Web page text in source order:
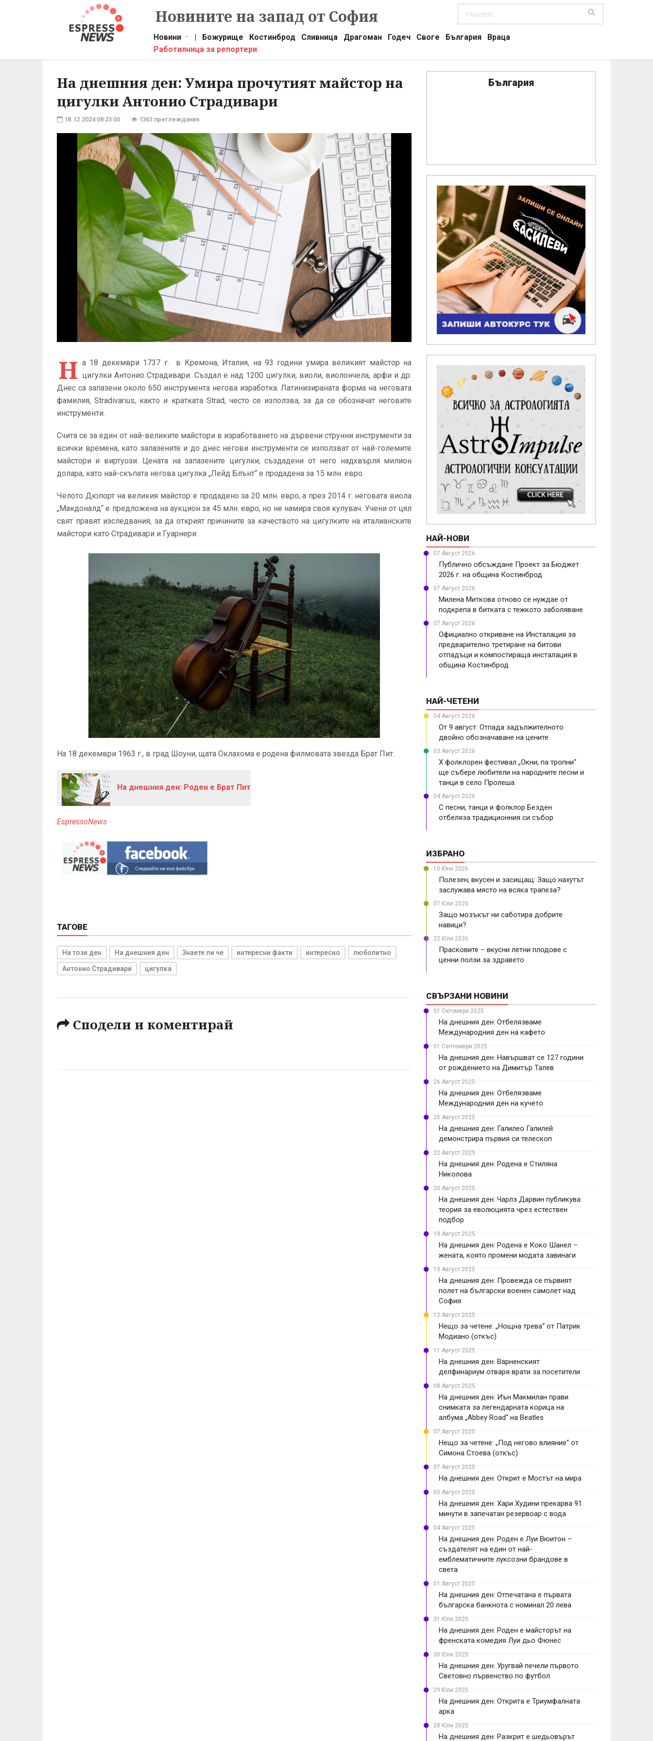
Новините на запад от София
Новини | Божурище Костинброд Сливница Драгоман Годеч Своге България
Враца
Работилница за репортери
На днешния ден: Умира прочутият майстор на
цигулки Антонио Страдивари
18.12.2024 08:23:00 1363 преглеждания
Н а 18 декември 1737 г. в Кремона, Италия, на 93 години умира великият майстор на
цигулки Антонио Страдивари. Създал е над 1200 цигулки, виоли, виолончела, арфи и др.
Днес са запазени около 650 инструмента негова изработка. Латинизираната форма на неговата
фамилия, Stradivarius, както и кратката Strad, често се използва, за да се обозначат неговите
инструменти.
Счита се за един от най-великите майстори в изработването на дървени струнни инструменти за
всички времена, като запазените и до днес негови инструменти се използват от най-големите
майстори и виртуози. Цената на запазените цигулки, създадени от него надхвърля милион
долара, като най-скъпата негова цигулка „Лейд Блънт“ е продадена за 15 млн. евро.
Челото Дюпорт на великия майстор е продадено за 20 млн. евро, а през 2014 г. неговата виола
„Макдоналд“ е предложена на аукцион за 45 млн. евро, но не намира своя купувач. Учени от цял
свят правят изследвания, за да открият причините за качеството на цигулките на италианските
майстори като Страдивари и Гуарнери.
На 18 декември 1963 г., в град Шоуни, щата Оклахома е родена филмовата звезда Брат Пит.
На днешния ден: Роден е Брат Пит
EspressoNews
ТАГОВЕ
На този ден На днешния ден Знаете ли че интересни факти интересно любопитно
Антонио Страдивари цигулка
Сподели и коментирай
България
НАЙ-НОВИ
07 Август 2026
Публично обсъждане Проект за Бюджет
2026 г. на община Костинброд
07 Август 2026
Милена Миткова отново се нуждае от
подкрепа в битката с тежкото заболяване
07 Август 2026
Официално откриване на Инсталация за
предварително третиране на битови
отпадъци и компостираща инсталация в
община Костинброд
НАЙ-ЧЕТЕНИ
04 Август 2026
От 9 август: Отпада задължителното
двойно обозначаване на цените
03 Август 2026
X фолклорен фестивал „Окни, па тропни“
ще събере любители на народните песни и
танци в село Пролеша
04 Август 2026
С песни, танци и фолклор Безден
отбеляза традиционния си събор
ИЗБРАНО
10 Юни 2026
Полезен, вкусен и засищащ: Защо нахутът
заслужава място на всяка трапеза?
07 Юли 2026
Защо мозъкът ни саботира добрите
навици?
22 Юли 2026
Прасковите – вкусни летни плодове с
ценни ползи за здравето
СВЪРЗАНИ НОВИНИ
01 Октомври 2025
На днешния ден: Отбелязваме
Международния ден на кафето
01 Септември 2025
На днешния ден: Навършват се 127 години
от рождението на Димитър Талев
26 Август 2025
На днешния ден: Отбелязваме
Международния ден на кучето
25 Август 2025
На днешния ден: Галилео Галилей
демонстрира първия си телескоп
22 Август 2025
На днешния ден: Родена е Стиляна
Николова
20 Август 2025
На днешния ден: Чарлз Дарвин публикува
теория за еволюцията чрез естествен
подбор
19 Август 2025
На днешния ден: Родена е Коко Шанел –
жената, която промени модата завинаги
13 Август 2025
На днешния ден: Провежда се първият
полет на български военен самолет над
София
12 Август 2025
Нещо за четене: „Нощна трева“ от Патрик
Модиано (откъс)
11 Август 2025
На днешния ден: Варненският
делфинариум отваря врати за посетители
08 Август 2025
На днешния ден: Иън Макмилан прави
снимката за легендарната корица на
албума „Abbey Road“ на Beatles
07 Август 2025
Нещо за четене: „Под негово влияние“ от
Симона Стоева (откъс)
07 Август 2025
На днешния ден: Открит е Мостът на мира
05 Август 2025
На днешния ден: Хари Худини прекарва 91
минути в запечатан резервоар с вода
04 Август 2025
На днешния ден: Роден е Луи Вюитон –
създателят на един от най-
емблематичните луксозни брандове в
света
01 Август 2025
На днешния ден: Отпечатана е първата
българска банкнота с номинал 20 лева
31 Юли 2025
На днешния ден: Роден е майсторът на
френската комедия Луи дьо Фюнес
30 Юли 2025
На днешния ден: Уругвай печели първото
Световно първенство по футбол
29 Юли 2025
На днешния ден: Открита е Триумфалната
арка
28 Юли 2025
На днешния ден: Разкрит е шедьовърът